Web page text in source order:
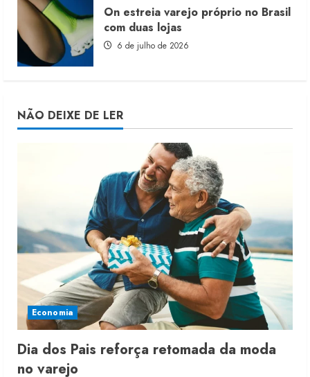
On estreia varejo próprio no Brasil
com duas lojas
6 de julho de 2026
NÃO DEIXE DE LER
Economia
Dia dos Pais reforça retomada da moda
no varejo